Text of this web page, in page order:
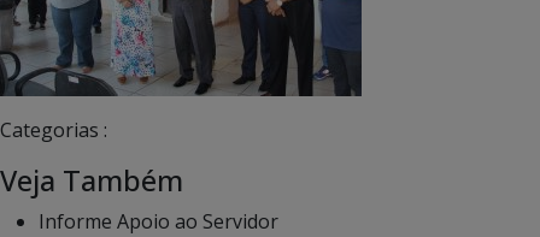
Categorias :
Veja Também
Informe Apoio ao Servidor